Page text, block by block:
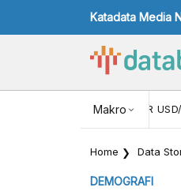
Katadata Media
Makro
NILAI TUKAR
Home Data
DEMOGRAFI